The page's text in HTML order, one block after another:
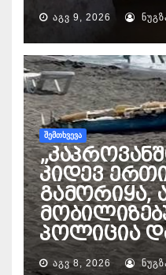
ᲐᲒᲕ 9, 2026
ᲨᲔᲛᲗᲮᲕᲔᲕᲐ
კიდევ
გამორიყა,
პოლიცია
ᲐᲒᲕ 8, 2026